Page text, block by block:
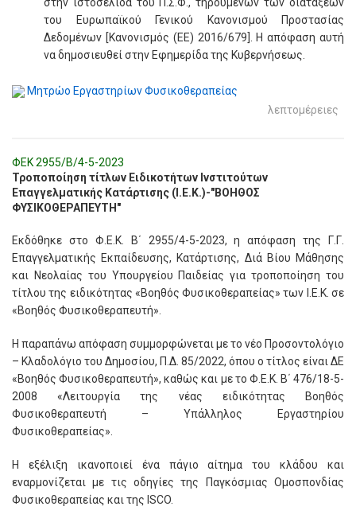
του Ευρωπαϊκού Γενικού Κανονισμού Προστασίας
Δεδομένων [Κανονισμός (ΕΕ) 2016/679]. Η απόφαση αυτή
να δημοσιευθεί στην Εφημερίδα της Κυβερνήσεως.
Μητρώο Εργαστηρίων Φυσικοθεραπείας
λεπτομέρειες
ΦΕΚ 2955/Β/4-5-2023
Τροποποίηση τίτλων Ειδικοτήτων Ινστιτούτων
Επαγγελματικής Κατάρτισης (Ι.Ε.Κ.)-"ΒΟΗΘΟΣ
ΦΥΣΙΚΟΘΕΡΑΠΕΥΤΗ"
Εκδόθηκε στο Φ.Ε.Κ. Β΄ 2955/4-5-2023, η απόφαση της Γ.Γ.
Επαγγελματικής Εκπαίδευσης, Κατάρτισης, Διά Βίου Μάθησης
και Νεολαίας του Υπουργείου Παιδείας για τροποποίηση του
τίτλου της ειδικότητας «Βοηθός Φυσικοθεραπείας» των Ι.Ε.Κ. σε
«Βοηθός Φυσικοθεραπευτή».
Η παραπάνω απόφαση συμμορφώνεται με το νέο Προσοντολόγιο
– Κλαδολόγιο του Δημοσίου, Π.Δ. 85/2022, όπου ο τίτλος είναι ΔΕ
«Βοηθός Φυσικοθεραπευτή», καθώς και με το Φ.Ε.Κ. Β΄ 476/18-5-
2008 «Λειτουργία της νέας ειδικότητας Βοηθός
Φυσικοθεραπευτή – Υπάλληλος Εργαστηρίου
Φυσικοθεραπείας».
Η εξέλιξη ικανοποιεί ένα πάγιο αίτημα του κλάδου και
εναρμονίζεται με τις οδηγίες της Παγκόσμιας Ομοσπονδίας
Φυσικοθεραπείας και της ISCO.